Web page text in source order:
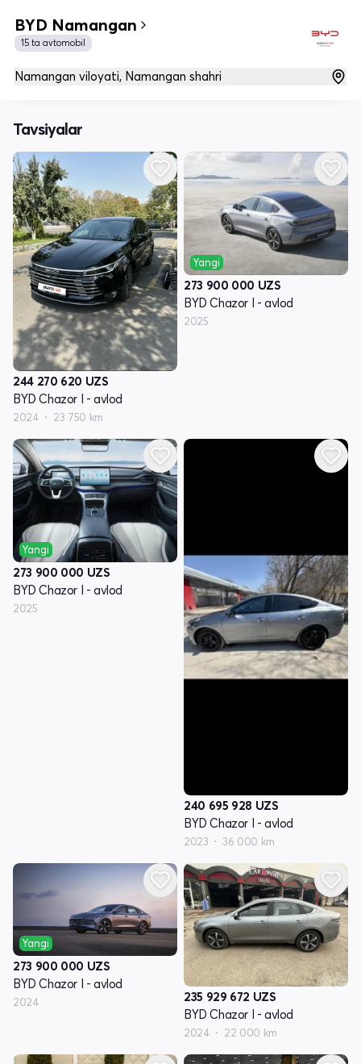
BYD Namangan
15 ta avtomobil
Namangan viloyati, Namangan shahri
Tavsiyalar
244 270 620 UZS
BYD Chazor I - avlod
2024 23 750 km
Yangi
273 900 000 UZS
BYD Chazor I - avlod
2025
Yangi
273 900 000 UZS
BYD Chazor I - avlod
2025
240 695 928 UZS
BYD Chazor I - avlod
2023 36 000 km
Yangi
273 900 000 UZS
BYD Chazor I - avlod
2024 235 929 672 UZS
BYD Chazor I - avlod
2024 22 000 km